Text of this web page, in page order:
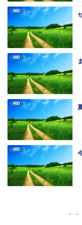
40D
40D
40D
40D